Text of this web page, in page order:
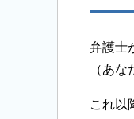
弁護士
（あ
これ以